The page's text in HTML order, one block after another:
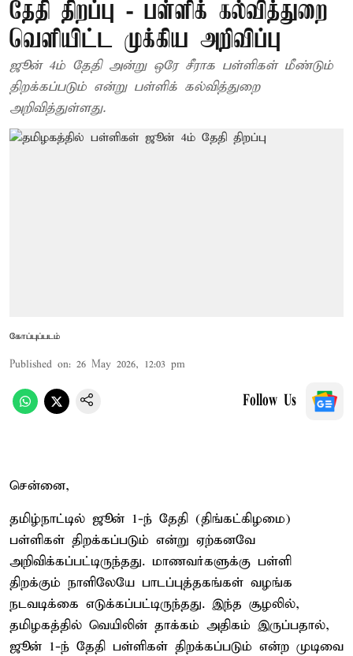
தேதி திறப்பு - பள்ளிக் கல்வித்துறை
வெளியிட்ட முக்கிய அறிவிப்பு
ஜூன் 4ம் தேதி அன்று ஒரே சீராக பள்ளிகள் மீண்டும்
திறக்கப்படும் என்று பள்ளிக் கல்வித்துறை
அறிவித்துள்ளது.
கோப்புப்படம்
Published on: 26 May 2026, 12:03 pm
Follow Us
சென்னை,
தமிழ்நாட்டில் ஜூன் 1-ந் தேதி (திங்கட்கிழமை)
பள்ளிகள் திறக்கப்படும் என்று ஏற்கனவே
அறிவிக்கப்பட்டிருந்தது. மாணவர்களுக்கு பள்ளி
திறக்கும் நாளிலேயே பாடப்புத்தகங்கள் வழங்க
நடவடிக்கை எடுக்கப்பட்டிருந்தது. இந்த சூழலில்,
தமிழகத்தில் வெயிலின் தாக்கம் அதிகம் இருப்பதால்,
ஜூன் 1-ந் தேதி பள்ளிகள் திறக்கப்படும் என்ற முடிவை